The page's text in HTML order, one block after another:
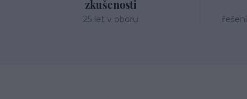
zkušenosti
25 let v oboru